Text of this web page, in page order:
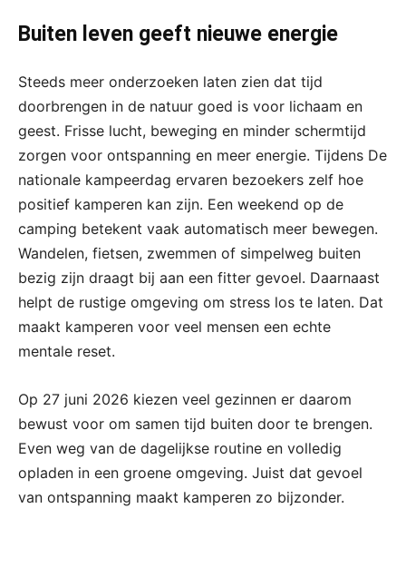
Buiten leven geeft nieuwe energie
Steeds meer onderzoeken laten zien dat tijd
doorbrengen in de natuur goed is voor lichaam en
geest. Frisse lucht, beweging en minder schermtijd
zorgen voor ontspanning en meer energie. Tijdens De
nationale kampeerdag ervaren bezoekers zelf hoe
positief kamperen kan zijn. Een weekend op de
camping betekent vaak automatisch meer bewegen.
Wandelen, fietsen, zwemmen of simpelweg buiten
bezig zijn draagt bij aan een fitter gevoel. Daarnaast
helpt de rustige omgeving om stress los te laten. Dat
maakt kamperen voor veel mensen een echte
mentale reset.
Op 27 juni 2026 kiezen veel gezinnen er daarom
bewust voor om samen tijd buiten door te brengen.
Even weg van de dagelijkse routine en volledig
opladen in een groene omgeving. Juist dat gevoel
van ontspanning maakt kamperen zo bijzonder.